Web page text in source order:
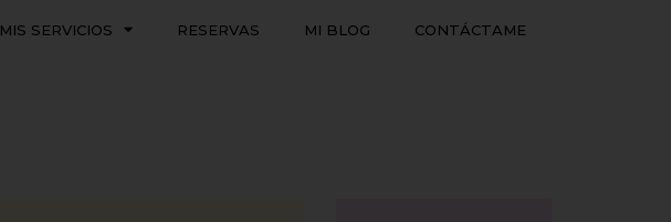
MIS SERVICIOS RESERVAS MI BLOG CONTÁCTAME